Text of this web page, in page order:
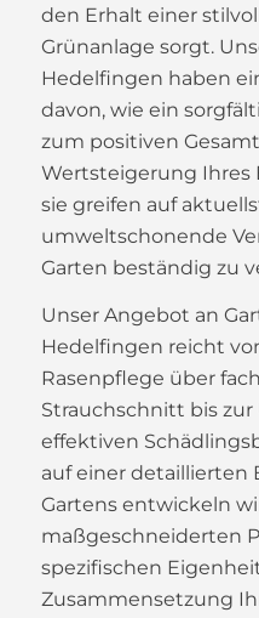
den Erhalt einer
Grünanlage sorgt.
Hedelfingen haben
davon, wie ein
zum positiven
Wertsteigerung Ihres
sie greifen auf
umweltschonende
Garten beständig zu
Unser Angebot an
Hedelfingen reicht
Rasenpflege über
Strauchschnitt bis
effektiven
auf einer detaillierten
Gartens entwickeln
maßgeschneiderten
spezifischen
Zusammensetzung